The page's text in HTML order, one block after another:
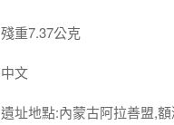
殘重7.37公克
中文
遺址地點:內蒙古阿拉善盟,